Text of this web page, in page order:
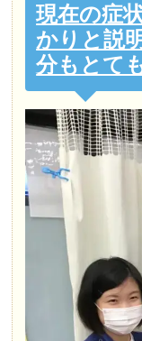
現在の症
かりと説
分もとて